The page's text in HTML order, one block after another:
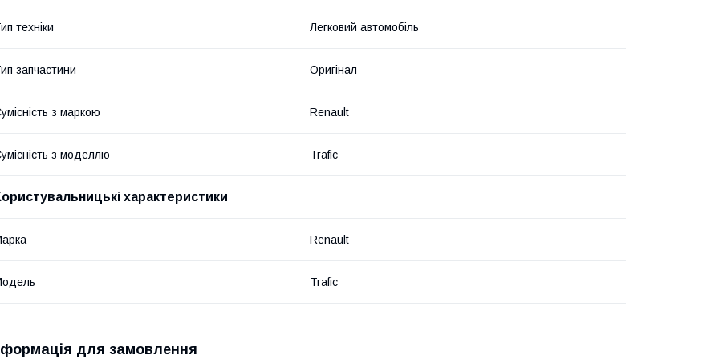
техніки Легковий автомобіль
запчастини Оригінал
з маркою Renault
з моделлю Trafic
характеристики
Renault
Trafic
для замовлення